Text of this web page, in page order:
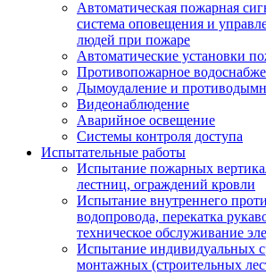
Автоматическая пожарная
система оповещения и
людей при пожаре
Автоматические установки
Противопожарное
Дымоудаление и
Видеонаблюдение
Аварийное освещение
Системы контроля доступа
Испытательные работы
Испытание пожарных
лестниц, ограждений кровли
Испытание внутреннего
водопровода, перекатка
техническое обслуживание
Испытание индивидуальных
монтажных (строительных